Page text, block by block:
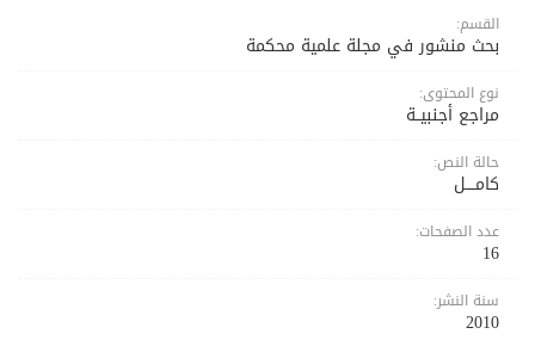
القسم:
بحث منشور في مجلة علمية محكمة
نوع المحتوى:
مراجع أجنبيــة
حالة النص:
كامــــل
عدد الصفحات:
16
سنة النشر:
2010